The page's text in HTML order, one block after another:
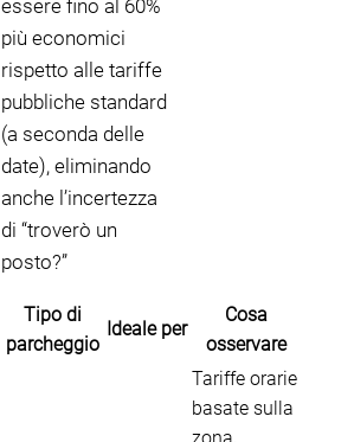
essere fino al 60%
più economici
rispetto alle tariffe
pubbliche standard
(a seconda delle
date), eliminando
anche l’incertezza
di “troverò un
posto?”
Tipo di
parcheggio
Ideale per
Cosa
osservare
Tariffe orarie
basate sulla